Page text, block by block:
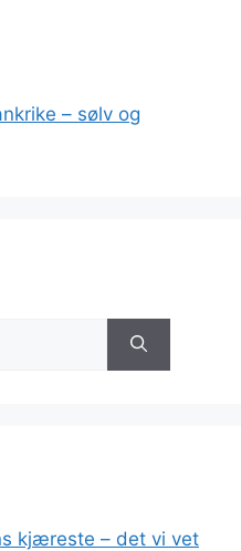
– sølv og
kjæreste – det vi vet